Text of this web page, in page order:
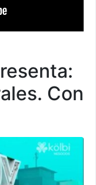
Con